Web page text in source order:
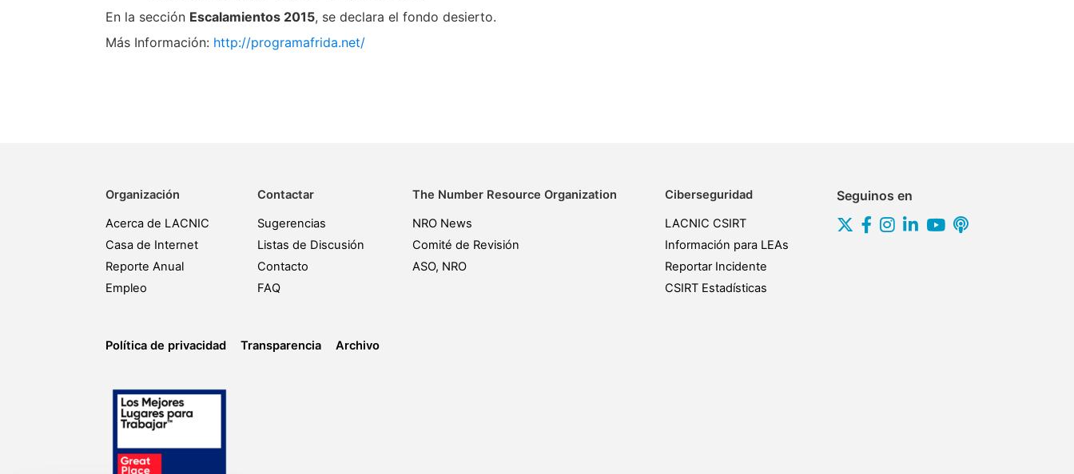
En la sección Escalamientos 2015, se declara el fondo desierto.
Más Información: http://programafrida.net/
Organización
Acerca de LACNIC
Casa de Internet
Reporte Anual
Empleo
Contactar
Sugerencias
Listas de Discusión
Contacto
FAQ
The Number Resource Organization
NRO News
Comité de Revisión
ASO, NRO
Ciberseguridad
LACNIC CSIRT
Información para LEAs
Reportar Incidente
CSIRT Estadísticas
Política de privacidad Transparencia Archivo
Seguinos en